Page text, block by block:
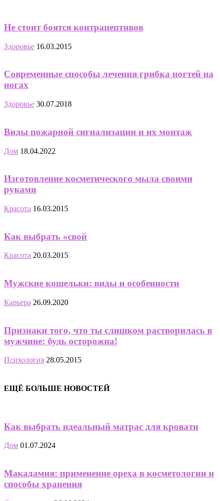
Не стоит боятся контрацептивов
Здоровье 16.03.2015
Современные способы лечения грибка ногтей на
ногах
Здоровье 30.07.2018
Виды пожарной сигнализации и их монтаж
Дом 18.04.2022
Изготовление косметического мыла своими
руками
Красота 16.03.2015
Как выбрать «свой
Красота 20.03.2015
Мужские кошельки: виды и особенности
Карьера 26.09.2020
Признаки того, что ты слишком растворилась в
мужчине: будь осторожна!
Психология 28.05.2015
ЕЩЁ БОЛЬШЕ НОВОСТЕЙ
Как выбрать идеальный матрас для кровати
Дом 01.07.2024
Макадамия: применение ореха в косметологии и
способы хранения